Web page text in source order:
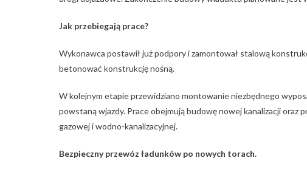
Jak przebiegają prace?
Wykonawca postawił już podpory i zamontował stalową
betonować konstrukcję nośną.
W kolejnym etapie przewidziano montowanie niezbędnego
powstaną wjazdy. Prace obejmują budowę nowej kanalizacji
gazowej i wodno-kanalizacyjnej.
Bezpieczny przewóz ładunków po nowych torach.